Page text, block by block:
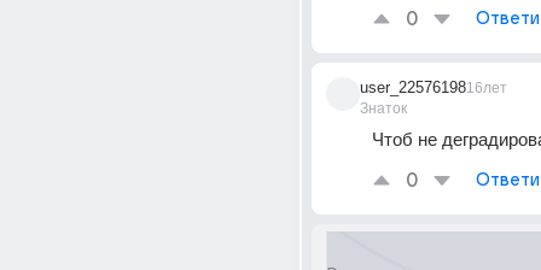
0
user_22576198
Знаток
16лет
Чтоб не
0